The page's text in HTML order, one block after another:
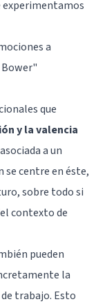
experimentamos
a
"
que
y la valencia
a un
se centre en éste,
sobre todo si
contexto de
pueden
la
trabajo. Esto